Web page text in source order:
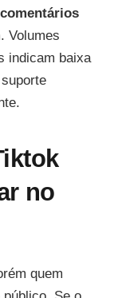
comentários
Volumes
indicam baixa
no
quem